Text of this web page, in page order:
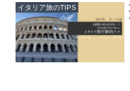
イタリア旅のTIPS